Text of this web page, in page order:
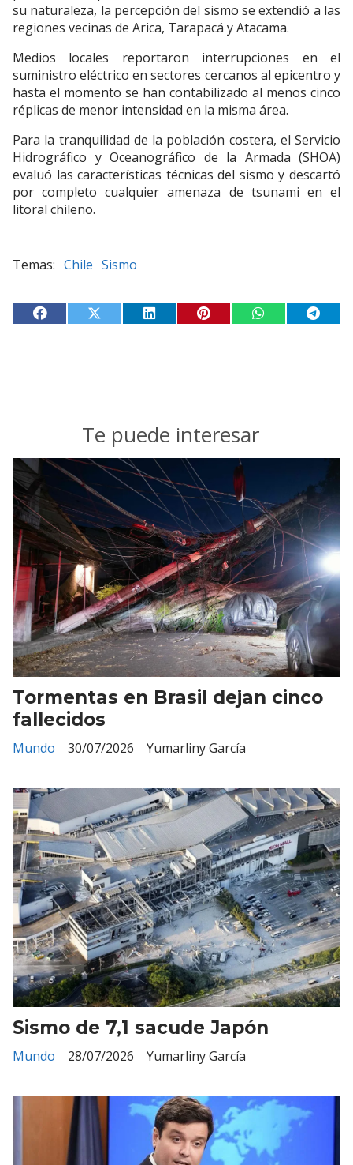
su naturaleza, la percepción del sismo se extendió a las
regiones vecinas de Arica, Tarapacá y Atacama.
Medios locales reportaron interrupciones en el
suministro eléctrico en sectores cercanos al epicentro y
hasta el momento se han contabilizado al menos cinco
réplicas de menor intensidad en la misma área.
Para la tranquilidad de la población costera, el Servicio
Hidrográfico y Oceanográfico de la Armada (SHOA)
evaluó las características técnicas del sismo y descartó
por completo cualquier amenaza de tsunami en el
litoral chileno.
Chile Sismo
Te puede interesar
Tormentas en Brasil dejan cinco
fallecidos
Yumarliny García
Mundo 30/07/2026
Sismo de 7,1 sacude Japón
Yumarliny García
Mundo 28/07/2026